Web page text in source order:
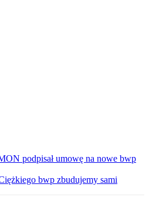
podpisał umowę na nowe bwp
bwp zbudujemy sami